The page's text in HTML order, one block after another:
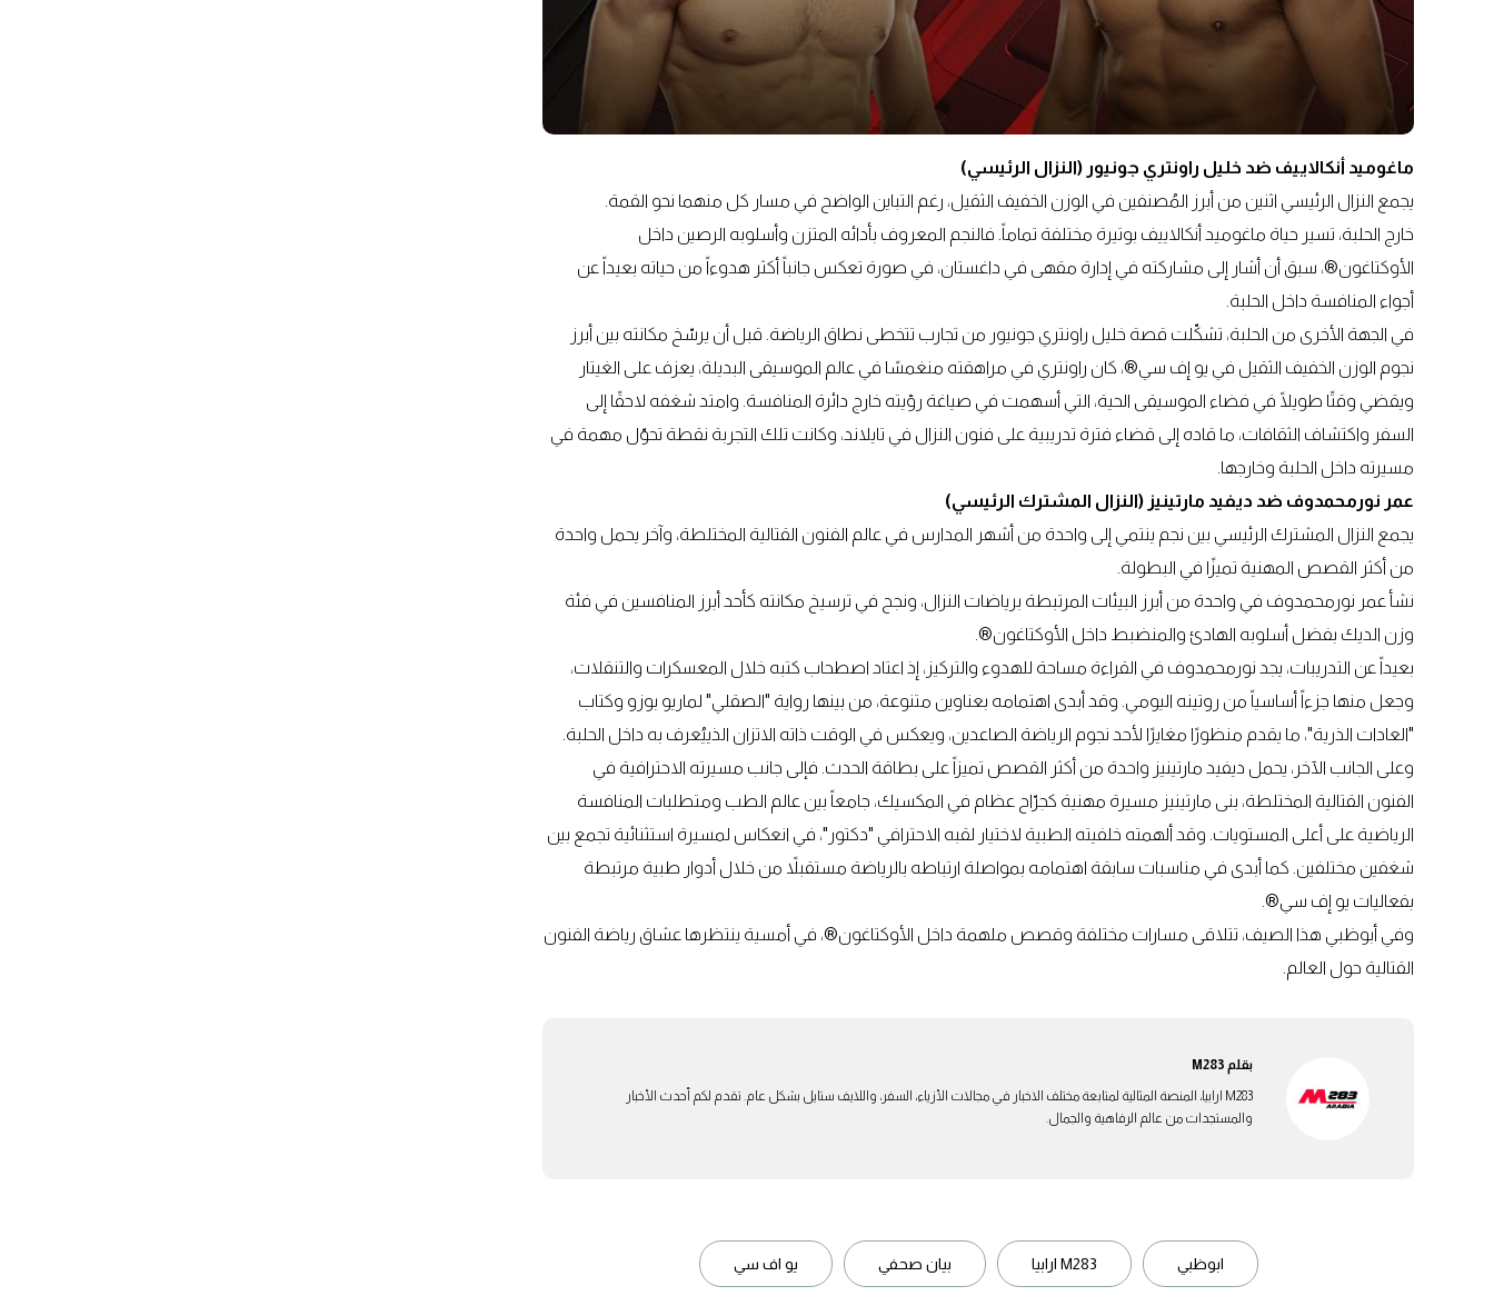
ماغوميد أنكالاييف ضد خليل راونتري جونيور (النزال الرئيسي)
يجمع النزال الرئيسي اثنين من أبرز المُصنفين في الوزن الخفيف الثقيل، رغم التباين الواضح في مسار كل منهما نحو القمة.
خارج الحلبة، تسير حياة ماغوميد أنكالاييف بوتيرة مختلفة تماماً. فالنجم المعروف بأدائه المتزن وأسلوبه الرصين داخل
الأوكتاغون®، سبق أن أشار إلى مشاركته في إدارة مقهى في داغستان، في صورة تعكس جانباً أكثر هدوءاً من حياته بعيداً عن
أجواء المنافسة داخل الحلبة.
في الجهة الأخرى من الحلبة، تشكّلت قصة خليل راونتري جونيور من تجارب تتخطى نطاق الرياضة. قبل أن يرسّخ مكانته بين أبرز
نجوم الوزن الخفيف الثقيل في يو إف سي®، كان راونتري في مراهقته منغمسًا في عالم الموسيقى البديلة، يعزف على الغيتار
ويقضي وقتًا طويلًا في فضاء الموسيقى الحية، التي أسهمت في صياغة رؤيته خارج دائرة المنافسة. وامتد شغفه لاحقًا إلى
السفر واكتشاف الثقافات، ما قاده إلى قضاء فترة تدريبية على فنون النزال في تايلاند، وكانت تلك التجربة نقطة تحوّل مهمة في
مسيرته داخل الحلبة وخارجها.
عمر نورمحمدوف ضد ديفيد مارتينيز (النزال المشترك الرئيسي)
يجمع النزال المشترك الرئيسي بين نجم ينتمي إلى واحدة من أشهر المدارس في عالم الفنون القتالية المختلطة، وآخر يحمل واحدة
من أكثر القصص المهنية تميزًا في البطولة.
نشأ عمر نورمحمدوف في واحدة من أبرز البيئات المرتبطة برياضات النزال، ونجح في ترسيخ مكانته كأحد أبرز المنافسين في فئة
وزن الديك بفضل أسلوبه الهادئ والمنضبط داخل الأوكتاغون®.
بعيداً عن التدريبات، يجد نورمحمدوف في القراءة مساحة للهدوء والتركيز، إذ اعتاد اصطحاب كتبه خلال المعسكرات والتنقلات،
وجعل منها جزءاً أساسياً من روتينه اليومي. وقد أبدى اهتمامه بعناوين متنوعة، من بينها رواية "الصقلي" لماريو بوزو وكتاب
"العادات الذرية"، ما يقدم منظورًا مغايرًا لأحد نجوم الرياضة الصاعدين، ويعكس في الوقت ذاته الاتزان الذييُعرف به داخل الحلبة.
وعلى الجانب الآخر، يحمل ديفيد مارتينيز واحدة من أكثر القصص تميزاً على بطاقة الحدث. فإلى جانب مسيرته الاحترافية في
الفنون القتالية المختلطة، بنى مارتينيز مسيرة مهنية كجرّاح عظام في المكسيك، جامعاً بين عالم الطب ومتطلبات المنافسة
الرياضية على أعلى المستويات. وقد ألهمته خلفيته الطبية لاختيار لقبه الاحترافي "دكتور"، في انعكاس لمسيرة استثنائية تجمع بين
شغفين مختلفين. كما أبدى في مناسبات سابقة اهتمامه بمواصلة ارتباطه بالرياضة مستقبلاً من خلال أدوار طبية مرتبطة
بفعاليات يو إف سي®.
وفي أبوظبي هذا الصيف، تتلاقى مسارات مختلفة وقصص ملهمة داخل الأوكتاغون®، في أمسية ينتظرها عشاق رياضة الفنون
القتالية حول العالم.
بقلم M283
M283 ارابيا، المنصة المثالية لمتابعة مختلف الاخبار في مجالات الأزياء، السفر، واللايف ستايل بشكل عام. تقدم لكم أحدث الأخبار
والمستجدات من عالم الرفاهية والجمال.
ابوظبي M283 ارابيا بيان صحفي يو اف سي